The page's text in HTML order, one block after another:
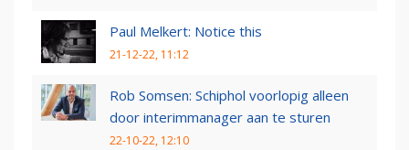
Paul Melkert: Notice this
21-12-22, 11:12
Rob Somsen: Schiphol voorlopig alleen
door interimmanager aan te sturen
22-10-22, 12:10